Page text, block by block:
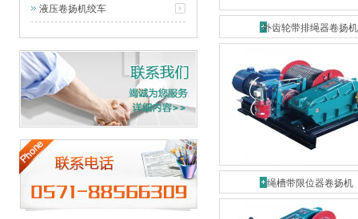
液压卷扬机绞车
外齿轮带排绳器卷扬机
绳槽带限位器卷扬机